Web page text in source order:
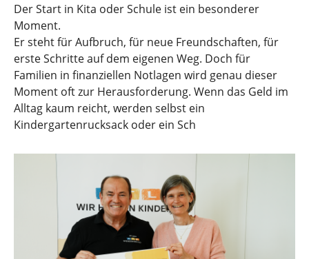
Der Start in Kita oder Schule ist ein besonderer
Moment.
Er steht für Aufbruch, für neue Freundschaften, für
erste Schritte auf dem eigenen Weg. Doch für
Familien in finanziellen Notlagen wird genau dieser
Moment oft zur Herausforderung. Wenn das Geld im
Alltag kaum reicht, werden selbst ein
Kindergartenrucksack oder ein Sch